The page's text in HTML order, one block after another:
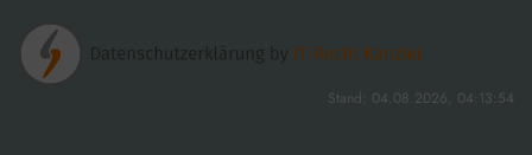
Stand: 04.08.2026, 04:13:54